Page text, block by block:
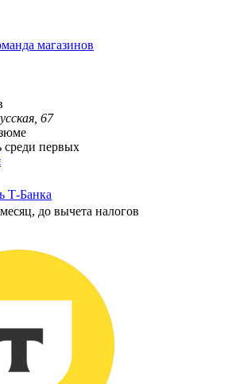
магазинов
67
среди первых
Т-Банка
до вычета налогов